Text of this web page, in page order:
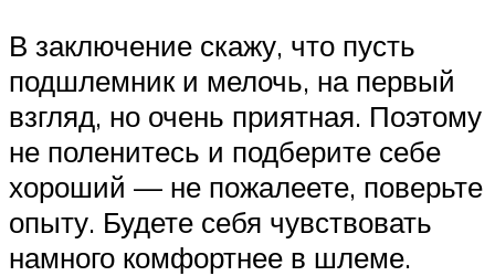
В заключение скажу, что пусть
подшлемник и мелочь, на первый
взгляд, но очень приятная. Поэтому
не поленитесь и подберите себе
хороший — не пожалеете, поверьте
опыту. Будете себя чувствовать
намного комфортнее в шлеме.